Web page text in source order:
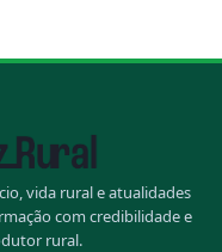
vida rural e atualidades
com credibilidade e
rural.